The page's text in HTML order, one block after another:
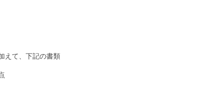
えて、下記の書類